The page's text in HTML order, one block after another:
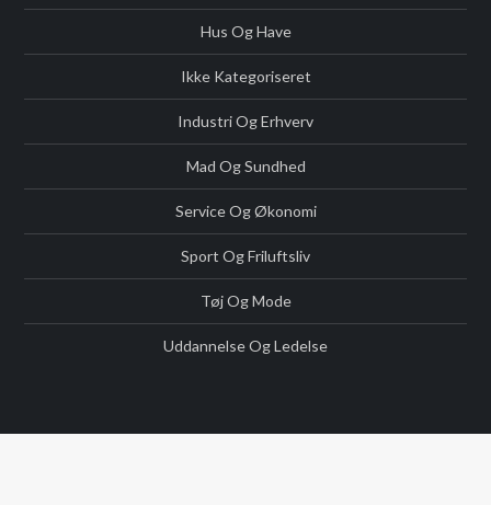
Hus Og Have
Ikke Kategoriseret
Industri Og Erhverv
Mad Og Sundhed
Service Og Økonomi
Sport Og Friluftsliv
Tøj Og Mode
Uddannelse Og Ledelse